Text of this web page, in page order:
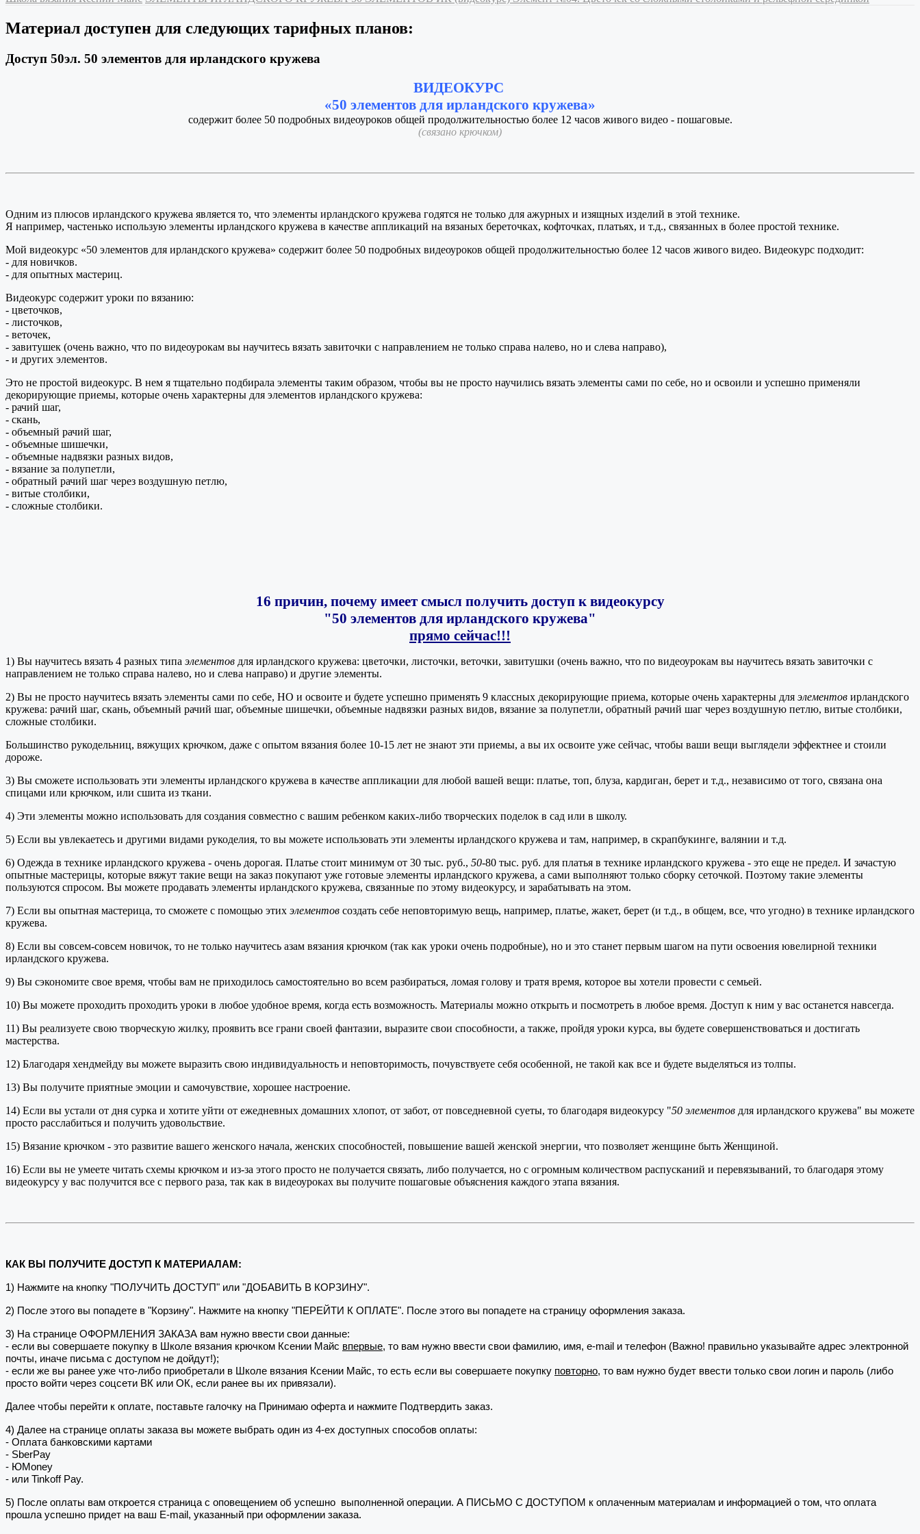
Материал доступен для следующих тарифных планов:
Доступ 50эл. 50 элементов для ирландского кружева
ВИДЕОКУРС
«50 элементов для ирландского кружева»
содержит более 50 подробных видеоуроков общей продолжительностью более 12 часов живого видео - пошаговые.
(связано крючком)
Одним из плюсов ирландского кружева является то, что элементы ирландского кружева годятся не только для ажурных и изящных изделий в этой технике.
Я например, частенько использую элементы ирландского кружева в качестве аппликаций на вязаных береточках, кофточках, платьях, и т.д., связанных в более простой технике.
Мой видеокурс «50 элементов для ирландского кружева» содержит более 50 подробных видеоуроков общей продолжительностью более 12 часов живого видео. Видеокурс подходит:
- для новичков.
- для опытных мастериц.
Видеокурс содержит уроки по вязанию:
- цветочков,
- листочков,
- веточек,
- завитушек (очень важно, что по видеоурокам вы научитесь вязать завиточки с направлением не только справа налево, но и слева направо),
- и других элементов.
Это не простой видеокурс. В нем я тщательно подбирала элементы таким образом, чтобы вы не просто научились вязать элементы сами по себе, но и освоили и успешно применяли
декорирующие приемы, которые очень характерны для элементов ирландского кружева:
- рачий шаг,
- скань,
- объемный рачий шаг,
- объемные шишечки,
- объемные надвязки разных видов,
- вязание за полупетли,
- обратный рачий шаг через воздушную петлю,
- витые столбики,
- сложные столбики.
16 причин, почему имеет смысл получить доступ к видеокурсу
"50 элементов для ирландского кружева"
прямо сейчас!!!
1) Вы научитесь вязать 4 разных типа элементов для ирландского кружева: цветочки, листочки, веточки, завитушки (очень важно, что по видеоурокам вы научитесь вязать завиточки с
направлением не только справа налево, но и слева направо) и другие элементы.
2) Вы не просто научитесь вязать элементы сами по себе, НО и освоите и будете успешно применять 9 классных декорирующие приема, которые очень характерны для элементов ирландского
кружева: рачий шаг, скань, объемный рачий шаг, объемные шишечки, объемные надвязки разных видов, вязание за полупетли, обратный рачий шаг через воздушную петлю, витые столбики,
сложные столбики.
Большинство рукодельниц, вяжущих крючком, даже с опытом вязания более 10-15 лет не знают эти приемы, а вы их освоите уже сейчас, чтобы ваши вещи выглядели эффектнее и стоили
дороже.
3) Вы сможете использовать эти элементы ирландского кружева в качестве аппликации для любой вашей вещи: платье, топ, блуза, кардиган, берет и т.д., независимо от того, связана она
спицами или крючком, или сшита из ткани.
4) Эти элементы можно использовать для создания совместно с вашим ребенком каких-либо творческих поделок в сад или в школу.
5) Если вы увлекаетесь и другими видами рукоделия, то вы можете использовать эти элементы ирландского кружева и там, например, в скрапбукинге, валянии и т.д.
6) Одежда в технике ирландского кружева - очень дорогая. Платье стоит минимум от 30 тыс. руб., 50-80 тыс. руб. для платья в технике ирландского кружева - это еще не предел. И зачастую
опытные мастерицы, которые вяжут такие вещи на заказ покупают уже готовые элементы ирландского кружева, а сами выполняют только сборку сеточкой. Поэтому такие элементы
пользуются спросом. Вы можете продавать элементы ирландского кружева, связанные по этому видеокурсу, и зарабатывать на этом.
7) Если вы опытная мастерица, то сможете с помощью этих элементов создать себе неповторимую вещь, например, платье, жакет, берет (и т.д., в общем, все, что угодно) в технике ирландского
кружева.
8) Если вы совсем-совсем новичок, то не только научитесь азам вязания крючком (так как уроки очень подробные), но и это станет первым шагом на пути освоения ювелирной техники
ирландского кружева.
9) Вы сэкономите свое время, чтобы вам не приходилось самостоятельно во всем разбираться, ломая голову и тратя время, которое вы хотели провести с семьей.
10) Вы можете проходить проходить уроки в любое удобное время, когда есть возможность. Материалы можно открыть и посмотреть в любое время. Доступ к ним у вас останется навсегда.
11) Вы реализуете свою творческую жилку, проявить все грани своей фантазии, выразите свои способности, а также, пройдя уроки курса, вы будете совершенствоваться и достигать
мастерства.
12) Благодаря хендмейду вы можете выразить свою индивидуальность и неповторимость, почувствуете себя особенной, не такой как все и будете выделяться из толпы.
13) Вы получите приятные эмоции и самочувствие, хорошее настроение.
14) Если вы устали от дня сурка и хотите уйти от ежедневных домашних хлопот, от забот, от повседневной суеты, то благодаря видеокурсу "50 элементов для ирландского кружева" вы можете
просто расслабиться и получить удовольствие.
15) Вязание крючком - это развитие вашего женского начала, женских способностей, повышение вашей женской энергии, что позволяет женщине быть Женщиной.
16) Если вы не умеете читать схемы крючком и из-за этого просто не получается связать, либо получается, но с огромным количеством распусканий и перевязываний, то благодаря этому
видеокурсу у вас получится все с первого раза, так как в видеоуроках вы получите пошаговые объяснения каждого этапа вязания.
КАК ВЫ ПОЛУЧИТЕ ДОСТУП К МАТЕРИАЛАМ:
1) Нажмите на кнопку "ПОЛУЧИТЬ ДОСТУП" или "ДОБАВИТЬ В КОРЗИНУ".
2) После этого вы попадете в "Корзину". Нажмите на кнопку "ПЕРЕЙТИ К ОПЛАТЕ". После этого вы попадете на страницу оформления заказа.
3) На странице ОФОРМЛЕНИЯ ЗАКАЗА вам нужно ввести свои данные:
- если вы совершаете покупку в Школе вязания крючком Ксении Майс впервые, то вам нужно ввести свои фамилию, имя, e-mail и телефон (Важно! правильно указывайте адрес электронной
почты, иначе письма с доступом не дойдут!);
- если же вы ранее уже что-либо приобретали в Школе вязания Ксении Майс, то есть если вы совершаете покупку повторно, то вам нужно будет ввести только свои логин и пароль (либо
просто войти через соцсети ВК или ОК, если ранее вы их привязали).
Далее чтобы перейти к оплате, поставьте галочку на Принимаю оферта и нажмите Подтвердить заказ.
4) Далее на странице оплаты заказа вы можете выбрать один из 4-ех доступных способов оплаты:
- Оплата банковскими картами
- SberPay
- ЮMoney
- или Tinkoff Pay.
5) После оплаты вам откроется страница с оповещением об успешно выполненной операции. А ПИСЬМО С ДОСТУПОМ к оплаченным материалам и информацией о том, что оплата
прошла успешно придет на ваш E-mail, указанный при оформлении заказа.